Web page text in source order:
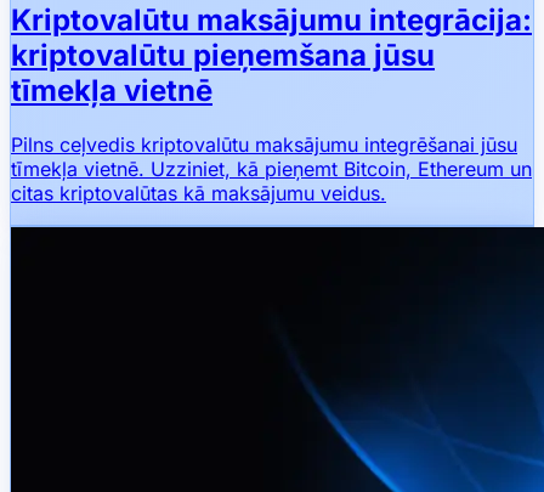
Kriptovalūtu maksājumu integrācija:
kriptovalūtu pieņemšana jūsu
tīmekļa vietnē
Pilns ceļvedis kriptovalūtu maksājumu integrēšanai jūsu
tīmekļa vietnē. Uzziniet, kā pieņemt Bitcoin, Ethereum un
citas kriptovalūtas kā maksājumu veidus.